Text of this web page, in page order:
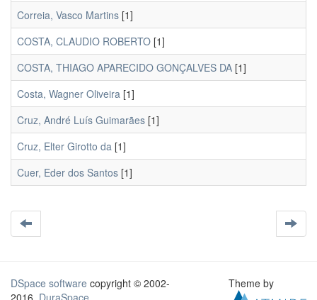
Correia, Vasco Martins [1]
COSTA, CLAUDIO ROBERTO [1]
COSTA, THIAGO APARECIDO GONÇALVES DA [1]
Costa, Wagner Oliveira [1]
Cruz, André Luís Guimarães [1]
Cruz, Elter Girotto da [1]
Cuer, Eder dos Santos [1]
DSpace software copyright © 2002-
2016 DuraSpace
Theme by